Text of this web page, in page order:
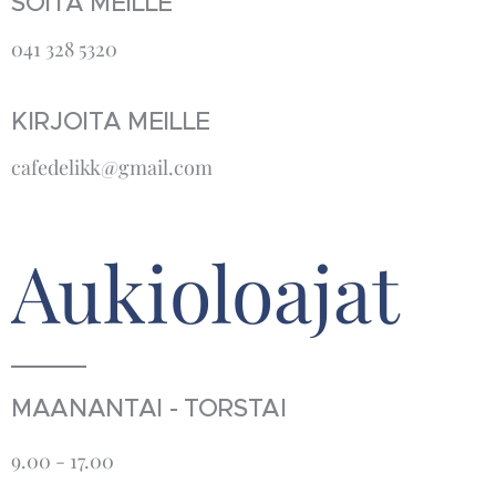
041 328 5320
KIRJOITA MEILLE
cafedelikk@gmail.com
Aukioloajat
MAANANTAI - TORSTAI
9.00 - 17.00